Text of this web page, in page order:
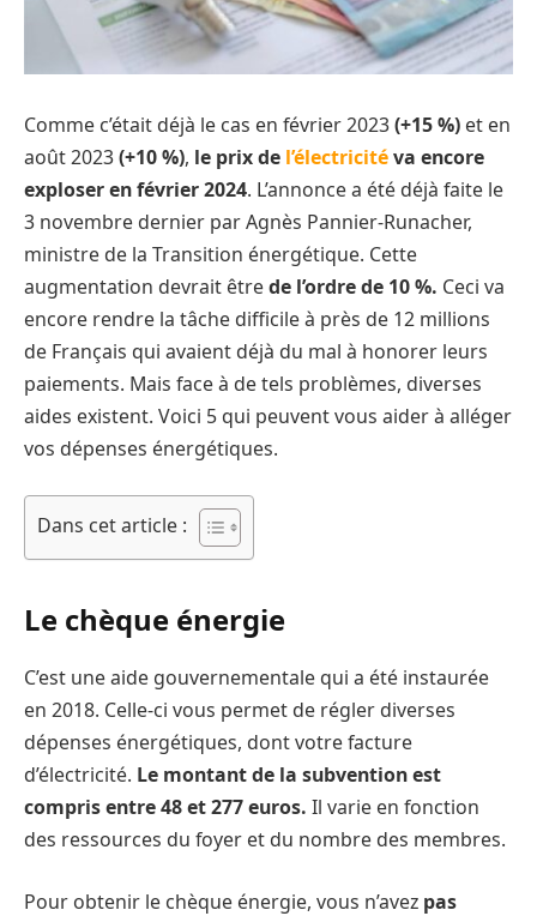
Comme c’était déjà le cas en février 2023(+15 %) et en
août 2023(+10 %), le prix de l’électricitéva encore
exploser en février 2024. L’annonce a été déjà faite le
3 novembre dernier par Agnès Pannier-Runacher,
ministre de la Transition énergétique. Cette
augmentation devrait êtrede l’ordre de 10 %. Ceci va
encore rendre la tâche difficile à près de 12 millions
de Français qui avaient déjà du mal à honorer leurs
paiements. Mais face à de tels problèmes, diverses
aides existent. Voici 5 qui peuvent vous aider à alléger
vos dépenses énergétiques.
Dans cet article :
Le chèque énergie
C’est une aide gouvernementale qui a été instaurée
en 2018. Celle-ci vous permet de régler diverses
dépenses énergétiques, dont votre facture
d’électricité. Le montant de la subvention est
compris entre 48 et 277 euros. Il varie en fonction
des ressources du foyer et du nombre des membres.
Pour obtenir le chèque énergie, vous n’avez pas